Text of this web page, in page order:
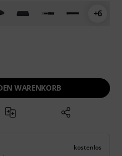
+6
WARENKORB
kostenlos